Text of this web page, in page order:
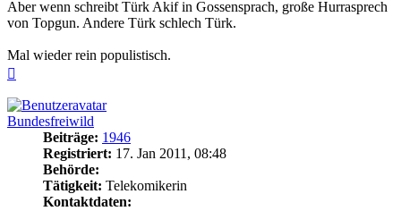
Aber wenn schreibt Türk Akif in Gossensprach, große Hurrasprech
von Topgun. Andere Türk schlech Türk.
Mal wieder rein populistisch.
Bundesfreiwild
Beiträge: 1946
Registriert: 17. Jan 2011, 08:48
Behörde:
Tätigkeit: Telekomikerin
Kontaktdaten: